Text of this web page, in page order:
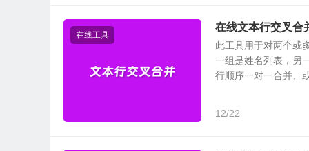
在线工具
在线文本行交叉合
此工具用于对两个或
一组是姓名列表，另
行顺序一对一合并、
12/22